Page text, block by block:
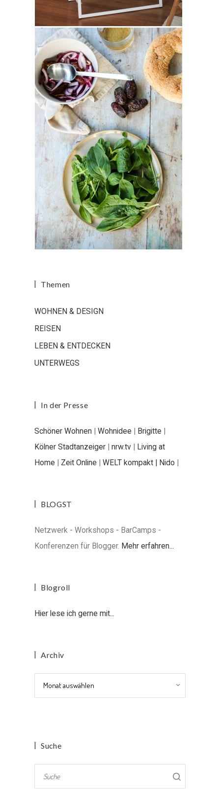
Themen
WOHNEN & DESIGN
REISEN
LEBEN & ENTDECKEN
UNTERWEGS
In der Presse
Schöner Wohnen | Wohnidee | Brigitte |
Kölner Stadtanzeiger | nrw.tv | Living at
Home | Zeit Online | WELT kompakt | Nido |
BLOGST
Netzwerk - Workshops - BarCamps -
Konferenzen für Blogger. Mehr erfahren...
Blogroll
Hier lese ich gerne mit...
Archiv
Suche